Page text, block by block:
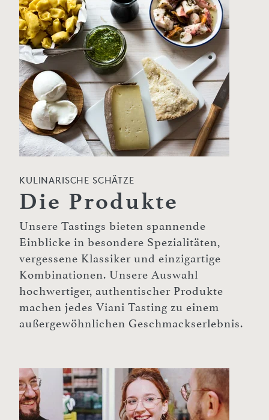
KULINARISCHE SCHÄTZE
Die Produkte
Unsere Tastings bieten spannende
Einblicke in besondere Spezialitäten,
vergessene Klassiker und einzigartige
Kombinationen. Unsere Auswahl
hochwertiger, authentischer Produkte
machen jedes Viani Tasting zu einem
außergewöhnlichen Geschmackserlebnis.